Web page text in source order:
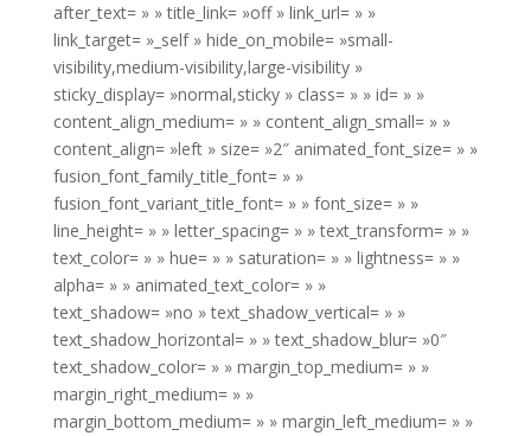
after_text= » » title_link= »off » link_url= » »
link_target= »_self » hide_on_mobile= »small-
visibility,medium-visibility,large-visibility »
sticky_display= »normal,sticky » class= » » id= » »
content_align_medium= » » content_align_small= » »
content_align= »left » size= »2″ animated_font_size= » »
fusion_font_family_title_font= » »
fusion_font_variant_title_font= » » font_size= » »
line_height= » » letter_spacing= » » text_transform= » »
text_color= » » hue= » » saturation= » » lightness= » »
alpha= » » animated_text_color= » »
text_shadow= »no » text_shadow_vertical= » »
text_shadow_horizontal= » » text_shadow_blur= »0″
text_shadow_color= » » margin_top_medium= » »
margin_right_medium= » »
margin_bottom_medium= » » margin_left_medium= » »